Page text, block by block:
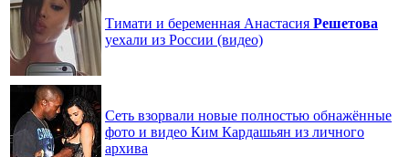
Тимати и беременная Анастасия Решетова
уехали из России (видео)
Сеть взорвали новые полностью обнажённые
фото и видео Ким Кардашьян из личного
архива